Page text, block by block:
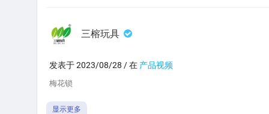
三榕玩具
发表于 2023/08/28 / 在 产品视频
⁣梅花锁
显示更多